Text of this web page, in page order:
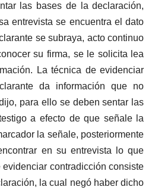
las bases de la declaración,
entrevista se encuentra el dato
se subraya, acto continuo
su firma, se le solicita lea
La técnica de evidenciar
da información que no
para ello se deben sentar las
a efecto de que señale la
la señale, posteriormente
en su entrevista lo que
contradicción consiste
la cual negó haber dicho